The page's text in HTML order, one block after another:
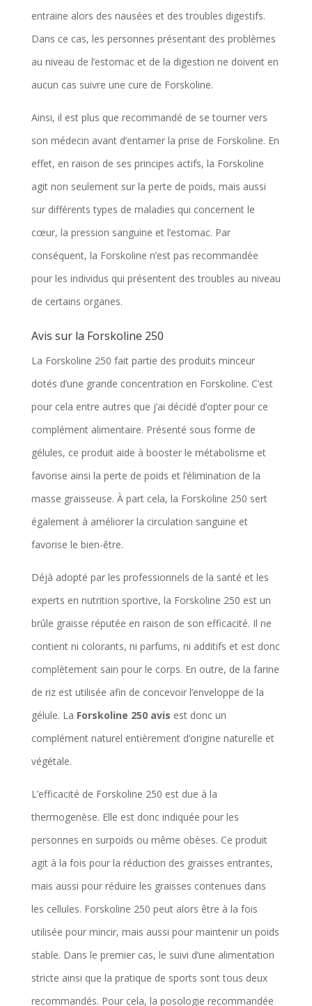
entraine alors des nausées et des troubles digestifs.
Dans ce cas, les personnes présentant des problèmes
au niveau de l’estomac et de la digestion ne doivent en
aucun cas suivre une cure de Forskoline.
Ainsi, il est plus que recommandé de se tourner vers
son médecin avant d’entamer la prise de Forskoline. En
effet, en raison de ses principes actifs, la Forskoline
agit non seulement sur la perte de poids, mais aussi
sur différents types de maladies qui concernent le
cœur, la pression sanguine et l’estomac. Par
conséquent, la Forskoline n’est pas recommandée
pour les individus qui présentent des troubles au niveau
de certains organes.
Avis sur la Forskoline 250
La Forskoline 250 fait partie des produits minceur
dotés d’une grande concentration en Forskoline. C’est
pour cela entre autres que j’ai décidé d’opter pour ce
complément alimentaire. Présenté sous forme de
gélules, ce produit aide à booster le métabolisme et
favorise ainsi la perte de poids et l’élimination de la
masse graisseuse. À part cela, la Forskoline 250 sert
également à améliorer la circulation sanguine et
favorise le bien-être.
Déjà adopté par les professionnels de la santé et les
experts en nutrition sportive, la Forskoline 250 est un
brûle graisse réputée en raison de son efficacité. Il ne
contient ni colorants, ni parfums, ni additifs et est donc
complètement sain pour le corps. En outre, de la farine
de riz est utilisée afin de concevoir l’enveloppe de la
gélule. La Forskoline 250 avis est donc un
complément naturel entièrement d’origine naturelle et
végétale.
L’efficacité de Forskoline 250 est due à la
thermogenèse. Elle est donc indiquée pour les
personnes en surpoids ou même obèses. Ce produit
agit à la fois pour la réduction des graisses entrantes,
mais aussi pour réduire les graisses contenues dans
les cellules. Forskoline 250 peut alors être à la fois
utilisée pour mincir, mais aussi pour maintenir un poids
stable. Dans le premier cas, le suivi d’une alimentation
stricte ainsi que la pratique de sports sont tous deux
recommandés. Pour cela, la posologie recommandée